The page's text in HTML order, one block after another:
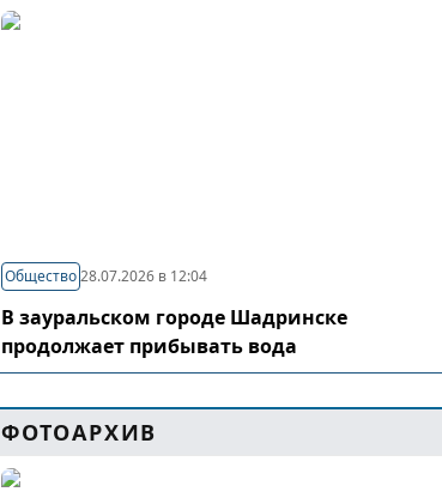
Общество28.07.2026 в 12:04
В зауральском городе Шадринске
продолжает прибывать вода
ФОТОАРХИВ